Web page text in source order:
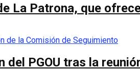
La Patrona, que
PGOU tras la